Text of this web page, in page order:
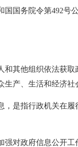
国国务院令第492号
其他组织依法获取
产、生活和经济社
是指行政机关在履
对政府信息公开工